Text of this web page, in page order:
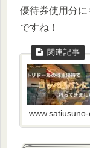
優待券使用分
ですね！